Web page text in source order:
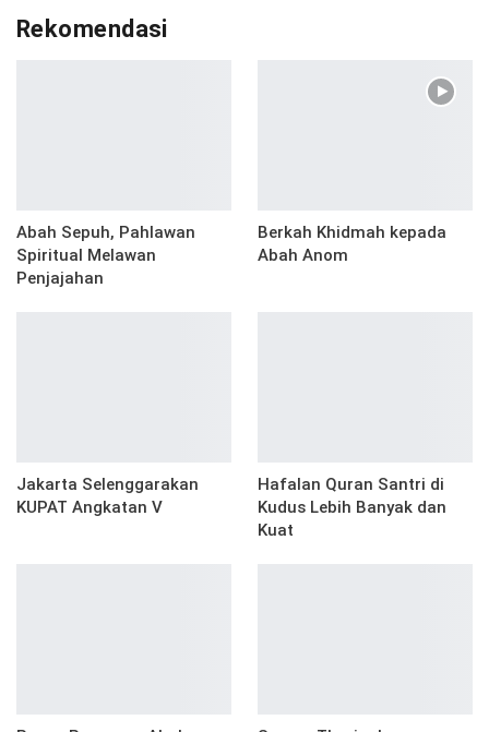
Rekomendasi
Abah Sepuh, Pahlawan
Spiritual Melawan
Penjajahan
Berkah Khidmah kepada
Abah Anom
Jakarta Selenggarakan
KUPAT Angkatan V
Hafalan Quran Santri di
Kudus Lebih Banyak dan
Kuat